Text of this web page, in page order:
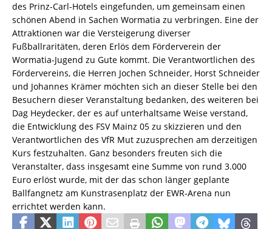
des Prinz-Carl-Hotels eingefunden, um gemeinsam einen
schönen Abend in Sachen Wormatia zu verbringen. Eine der
Attraktionen war die Versteigerung diverser
Fußballraritäten, deren Erlös dem Förderverein der
Wormatia-Jugend zu Gute kommt. Die Verantwortlichen des
Fördervereins, die Herren Jochen Schneider, Horst Schneider
und Johannes Krämer möchten sich an dieser Stelle bei den
Besuchern dieser Veranstaltung bedanken, des weiteren bei
Dag Heydecker, der es auf unterhaltsame Weise verstand,
die Entwicklung des FSV Mainz 05 zu skizzieren und den
Verantwortlichen des VfR Mut zuzusprechen am derzeitigen
Kurs festzuhalten. Ganz besonders freuten sich die
Veranstalter, dass insgesamt eine Summe von rund 3.000
Euro erlöst wurde, mit der das schon länger geplante
Ballfangnetz am Kunstrasenplatz der EWR-Arena nun
errichtet werden kann.